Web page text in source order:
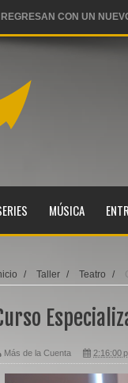
CON UN
Arena Hash al desnudo
llegar a Lima este
reestrena en Teatro
MÚSICA
/ Taller / Teatro /
Más de la Cuenta 2:16:00